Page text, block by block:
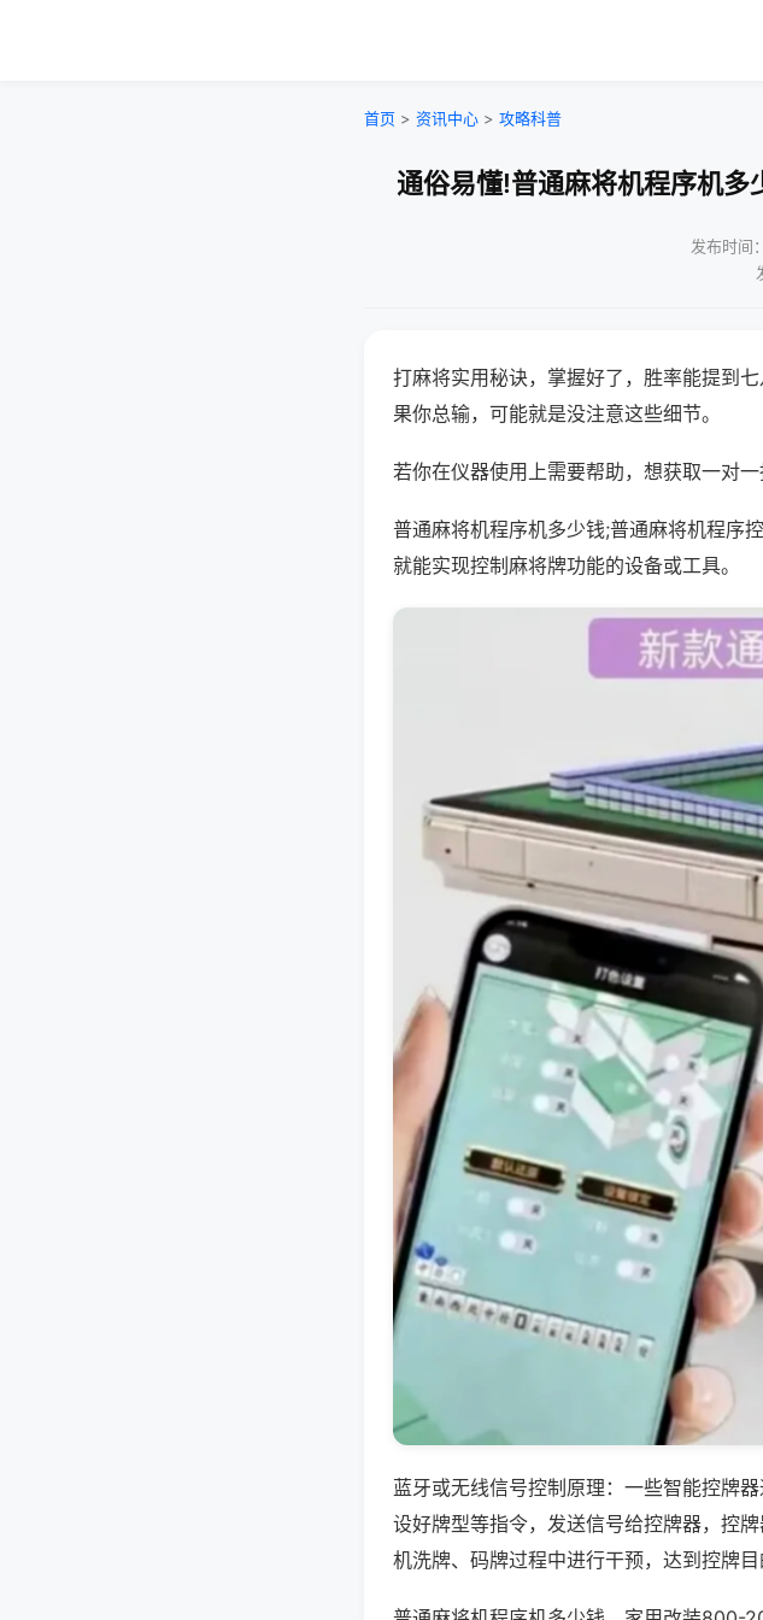
首页 > 资讯中心 > 攻略科普
通俗易懂!普通麻将机程序机
发布时间
打麻将实用秘诀，掌握好了，胜率能提到
果你总输，可能就是没注意这些细节。
若你在仪器使用上需要帮助，想获取一对
普通麻将机程序机多少钱;普通麻将机程序
就能实现控制麻将牌功能的设备或工具。
蓝牙或无线信号控制原理：一些智能控牌
设好牌型等指令，发送信号给控牌器，控
机洗牌、码牌过程中进行干预，达到控牌目